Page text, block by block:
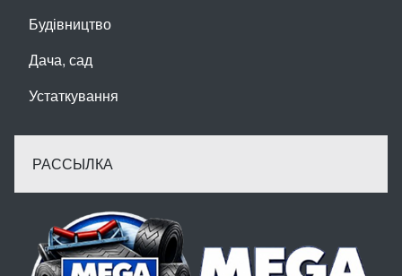
Будівництво
Дача, сад
Устаткування
РАССЫЛКА